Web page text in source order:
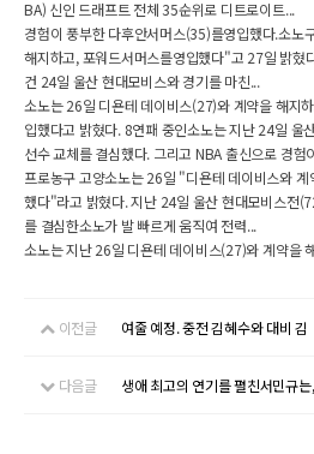
BA) 신인 드래프트 전체 35순위로 디트로이트...
경험이 풍부한 다후안서머스(35)를영입했다.소노
해지하고, 포워드서머스를영입했다"고 27일 밝혔
건 24일 울산 현대모비스와 경기를 마친...
소노는 26일 디욘테 데이비스(27)와 계약을 해지
입했다고 밝혔다. 8연패 중인소노는 지난 24일 울
선수 교체를 결심했다. 그리고 NBA 출신으로 경험
프로농구 고양소노는 26일 "디욘테 데이비스와
했다"라고 밝혔다. 지난 24일 울산 현대모비스전
를 결심한소노가 발 빠르게 움직여 전력...
소노는 지난 26일 디욘테 데이비스(27)와 계약을
이전글 여줄 예정. 중전 김혜수와 대비 김
다음글 생애 최고의 연기를 펼친서민규